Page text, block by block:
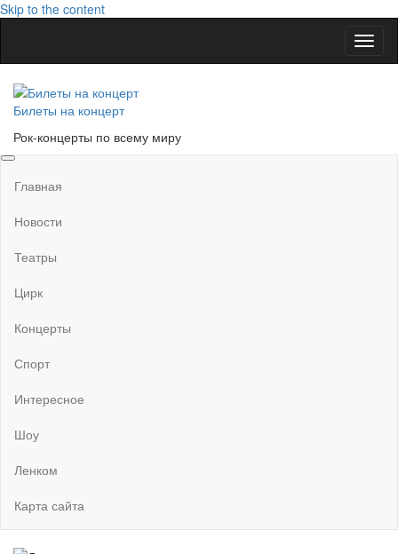
Skip to the content
Билеты на концерт
Рок-концерты по всему миру
Главная
Новости
Театры
Цирк
Концерты
Спорт
Интересное
Шоу
Ленком
Карта сайта